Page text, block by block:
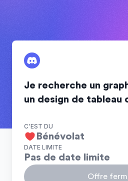
Je recherche un
un design de tableau
C'EST DU
Bénévolat
DATE LIMITE
Pas de date limite
Offre